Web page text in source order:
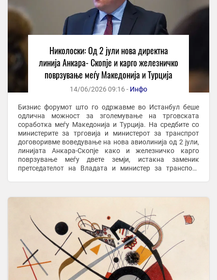
Николоски: Од 2 јули нова директна
линија Анкара- Скопје и карго железничко
поврзување меѓу Македонија и Турција
14/06/2026 09:16 - Инфо
Бизнис форумот што го одржавме во Истанбул беше
одлична можност за зголемување на трговската
соработка меѓу Македонија и Турција. На средбите со
министерите за трговија и министерот за транспрот
договоривме воведување на нова авиолинија од 2 јули,
линијата Анкара-Скопје како и железничко карго
поврзување меѓу двете земји, истакна заменик
претседателот на Владата и министер за транспорт